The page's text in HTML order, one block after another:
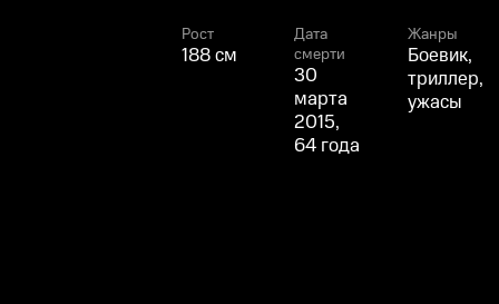
Рост
188 см
Дата
смерти
30
марта
2015,
64 года
Жанры
Боевик,
триллер,
ужасы